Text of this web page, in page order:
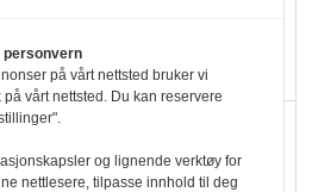
videre
opprettholdes
personvern
på vårt nettsted bruker vi
vårt nettsted. Du kan reservere
og lignende verktøy for
nettlesere, tilpasse innhold til deg